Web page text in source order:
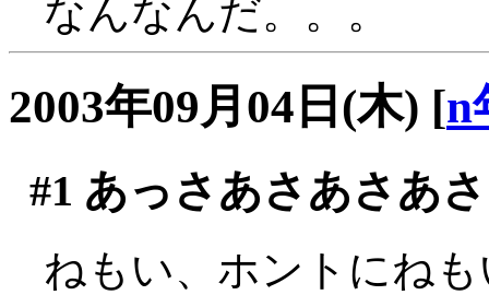
なんなんだ。。。
2003年09月04日(木) [n
#1 あっさあさあさあ
ねもい、ホントにね